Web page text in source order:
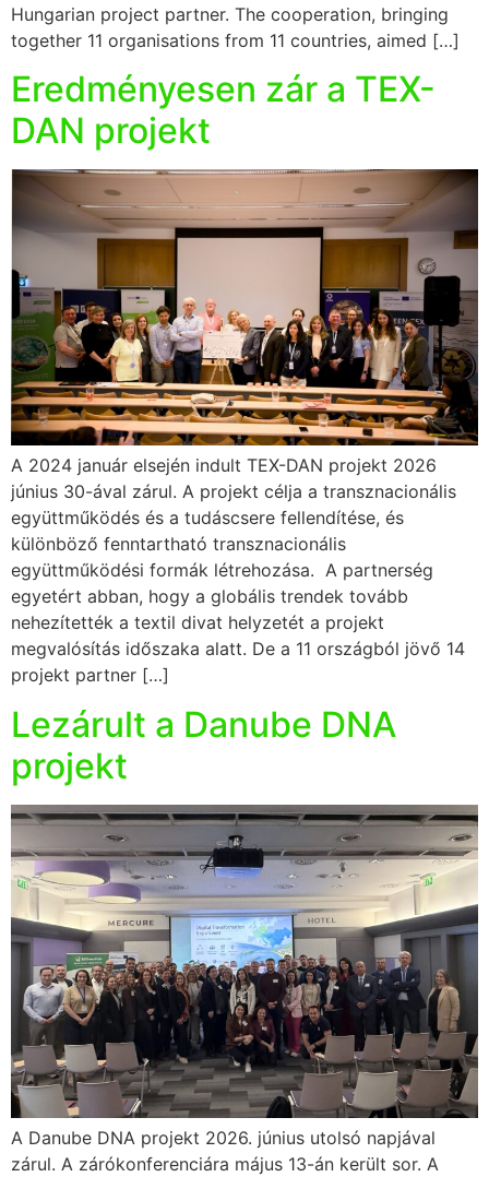
Hungarian project partner. The cooperation, bringing
together 11 organisations from 11 countries, aimed […]
Eredményesen zár a TEX-
DAN projekt
A 2024 január elsején indult TEX-DAN projekt 2026
június 30-ával zárul. A projekt célja a transznacionális
együttműködés és a tudáscsere fellendítése, és
különböző fenntartható transznacionális
együttműködési formák létrehozása. A partnerség
egyetért abban, hogy a globális trendek tovább
nehezítették a textil divat helyzetét a projekt
megvalósítás időszaka alatt. De a 11 országból jövő 14
projekt partner […]
Lezárult a Danube DNA
projekt
A Danube DNA projekt 2026. június utolsó napjával
zárul. A zárókonferenciára május 13-án került sor. A